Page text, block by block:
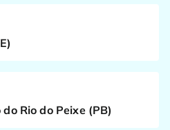
do Rio do Peixe (PB)